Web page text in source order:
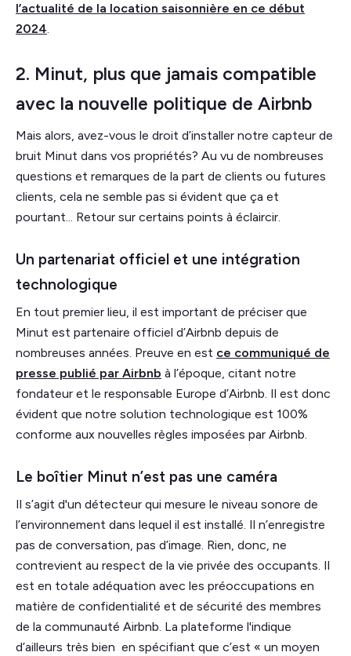
l’actualité de la location saisonnière en ce début
2024.
2. Minut, plus que jamais compatible
avec la nouvelle politique de Airbnb
Mais alors, avez-vous le droit d’installer notre capteur de
bruit Minut dans vos propriétés? Au vu de nombreuses
questions et remarques de la part de clients ou futures
clients, cela ne semble pas si évident que ça et
pourtant... Retour sur certains points à éclaircir.
Un partenariat officiel et une intégration
technologique
En tout premier lieu, il est important de préciser que
Minut est partenaire officiel d’Airbnb depuis de
nombreuses années. Preuve en est ce communiqué de
presse publié par Airbnb à l’époque, citant notre
fondateur et le responsable Europe d’Airbnb. Il est donc
évident que notre solution technologique est 100%
conforme aux nouvelles règles imposées par Airbnb.
Le boîtier Minut n’est pas une caméra
Il s’agit d'un détecteur qui mesure le niveau sonore de
l’environnement dans lequel il est installé. Il n’enregistre
pas de conversation, pas d’image. Rien, donc, ne
contrevient au respect de la vie privée des occupants. Il
est en totale adéquation avec les préoccupations en
matière de confidentialité et de sécurité des membres
de la communauté Airbnb. La plateforme l'indique
d’ailleurs très bien en spécifiant que c’est « un moyen